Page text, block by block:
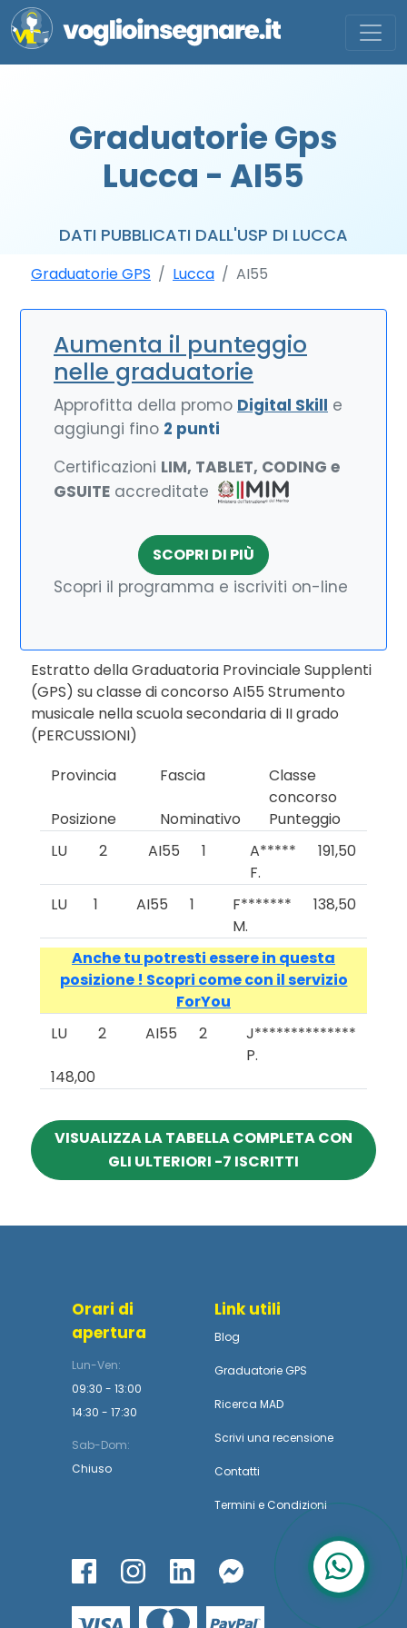
Graduatorie Gps
Lucca - AI55
DATI PUBBLICATI DALL'USP DI LUCCA
Graduatorie GPS Lucca AI55
Aumenta il punteggio
nelle graduatorie
Approfitta della promo Digital Skill e
aggiungi fino 2 punti
Certificazioni LIM, TABLET, CODING e
GSUITE accreditate
SCOPRI DI PIÙ
Scopri il programma e iscriviti on-line
Estratto della Graduatoria Provinciale Supplenti
(GPS) su classe di concorso AI55 Strumento
musicale nella scuola secondaria di II grado
(PERCUSSIONI)
Provincia
Fascia
Classe
concorso
Posizione
Nominativo
Punteggio
LU
2 AI55 1
A*****
F.
191,50
LU 1 AI55 1
F*******
M.
138,50
Anche tu potresti essere in questa
posizione ! Scopri come con il servizio
ForYou
LU
2 AI55 2
J**************
P.
148,00
VISUALIZZA LA TABELLA COMPLETA CON
GLI ULTERIORI -7 ISCRITTI
Orari di
apertura
Lun-Ven:
09:30 - 13:00
14:30 - 17:30
Sab-Dom:
Chiuso
Link utili
Blog
Graduatorie GPS
Ricerca MAD
Scrivi una recensione
Contatti
Termini e Condizioni